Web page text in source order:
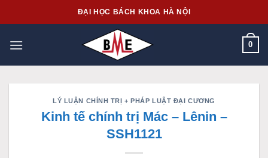
to
ĐẠI HỌC BÁCH KHOA HÀ NỘI
0
LÝ LUẬN CHÍNH TRỊ + PHÁP LUẬT ĐẠI CƯƠNG
Kinh tế chính trị Mác – Lênin –
SSH1121